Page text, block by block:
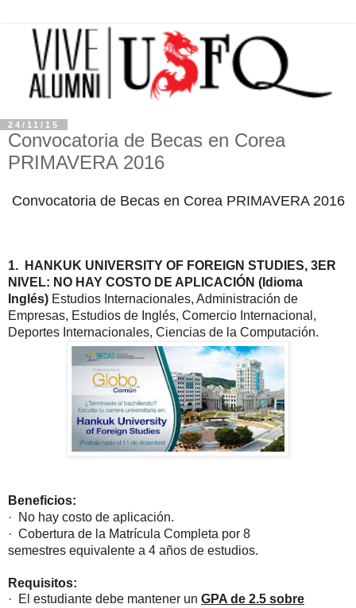
24/11/15
Convocatoria de Becas en Corea
PRIMAVERA 2016
Convocatoria de Becas en Corea PRIMAVERA 2016
1. HANKUK UNIVERSITY OF FOREIGN STUDIES, 3ER
NIVEL: NO HAY COSTO DE APLICACIÓN (Idioma
Inglés) Estudios Internacionales, Administración de
Empresas, Estudios de Inglés, Comercio Internacional,
Deportes Internacionales, Ciencias de la Computación.
Beneficios:
·
No hay costo de aplicación.
· Cobertura de la Matrícula Completa por 8
semestres equivalente a 4 años de estudios.
Requisitos:
·
El estudiante debe mantener un GPA de 2.5 sobre